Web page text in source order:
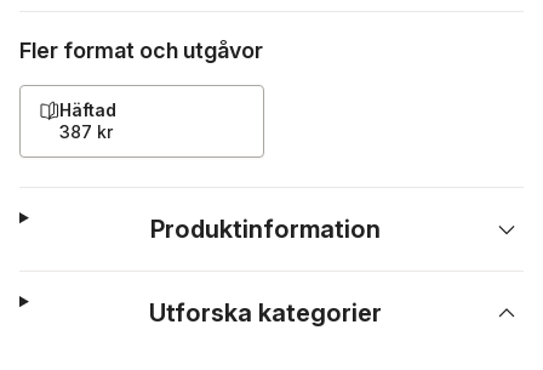
Fler format och utgåvor
Häftad
387 kr
Produktinformation
Utforska kategorier